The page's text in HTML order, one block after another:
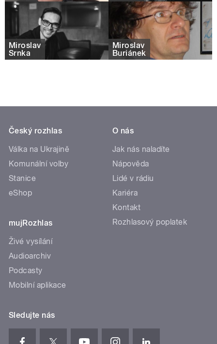
Miroslav
Srnka
Miroslav
Buriánek
Český rozhlas
Válka na Ukrajině
Komunální volby
Stanice
eShop
mujRozhlas
Živé vysílání
Audioarchiv
Podcasty
Mobilní aplikace
O nás
Jak nás naladíte
Nápověda
Lidé v rádiu
Kariéra
Kontakt
Rozhlasový poplatek
Sledujte nás